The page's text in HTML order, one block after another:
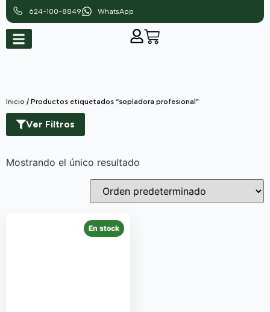
624-100-8849 WhatsApp
Inicio / Productos etiquetados “sopladora profesional”
Ver Filtros
Mostrando el único resultado
En stock